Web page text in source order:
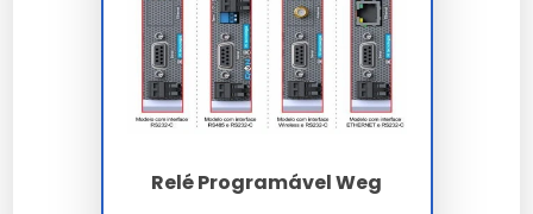
Conecte os fios aos terminais do relé conforme
o diagrama.
Fixe o relé em um trilho DIN.
Programe o relé usando o painel frontal ou
Teste o sistema antes de ligar a energia.
Relé Programável Weg